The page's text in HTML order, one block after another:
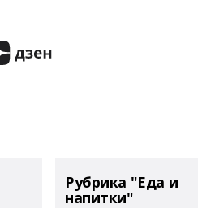
Рубрика "Еда и
напитки"